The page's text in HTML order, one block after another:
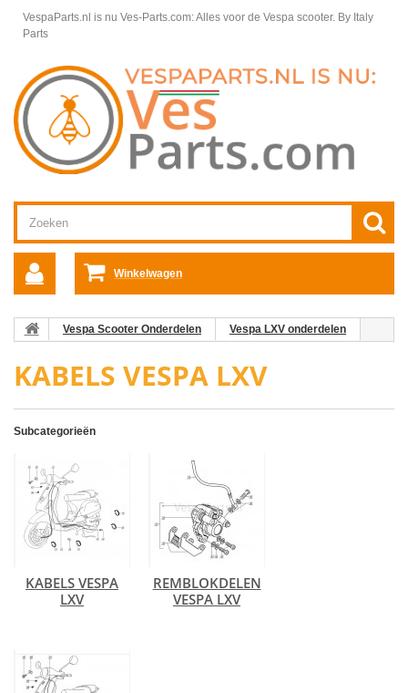
VespaParts.nl is nu Ves-Parts.com: Alles voor de Vespa scooter. By Italy
Parts
Winkelwagen
Vespa Scooter Onderdelen
Vespa LXV onderdelen
KABELS VESPA LXV
Subcategorieën
KABELS VESPA
LXV
REMBLOKDELEN
VESPA LXV